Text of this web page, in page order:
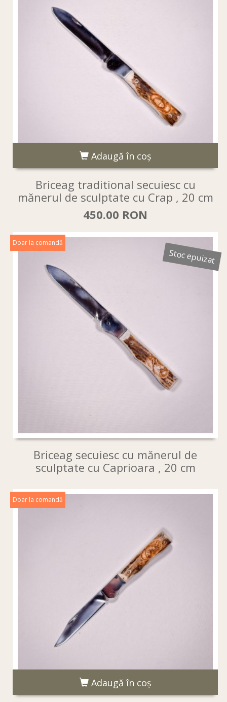
Adaugă în coş
Briceag traditional secuiesc cu
mănerul de sculptate cu Crap , 20 cm
450.00 RON
Stoc epuizat
Briceag secuiesc cu mănerul de
sculptate cu Caprioara , 20 cm
Doar la comandă
Adaugă în coş
Doar la comandă